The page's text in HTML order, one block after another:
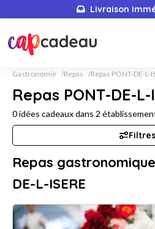
Livraison
Gastronomie Repas Repas PONT-DE-L-
Repas PONT-DE-L-
0idées cadeaux dans 2
Filtres
Repas
DE-L-ISERE